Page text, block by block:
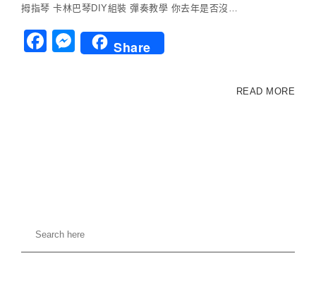
拇指琴 卡林巴琴DIY組裝 彈奏教學 你去年是否沒…
Facebook
Messenger
Share
READ MORE